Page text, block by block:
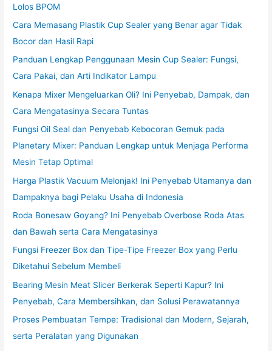
Lolos BPOM
Cara Memasang Plastik Cup Sealer yang Benar agar Tidak
Bocor dan Hasil Rapi
Panduan Lengkap Penggunaan Mesin Cup Sealer: Fungsi,
Cara Pakai, dan Arti Indikator Lampu
Kenapa Mixer Mengeluarkan Oli? Ini Penyebab, Dampak, dan
Cara Mengatasinya Secara Tuntas
Fungsi Oil Seal dan Penyebab Kebocoran Gemuk pada
Planetary Mixer: Panduan Lengkap untuk Menjaga Performa
Mesin Tetap Optimal
Harga Plastik Vacuum Melonjak! Ini Penyebab Utamanya dan
Dampaknya bagi Pelaku Usaha di Indonesia
Roda Bonesaw Goyang? Ini Penyebab Overbose Roda Atas
dan Bawah serta Cara Mengatasinya
Fungsi Freezer Box dan Tipe-Tipe Freezer Box yang Perlu
Diketahui Sebelum Membeli
Bearing Mesin Meat Slicer Berkerak Seperti Kapur? Ini
Penyebab, Cara Membersihkan, dan Solusi Perawatannya
Proses Pembuatan Tempe: Tradisional dan Modern, Sejarah,
serta Peralatan yang Digunakan